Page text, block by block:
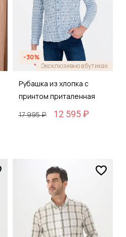
-30%
Эксклюзивно в бутиках
Рубашка из хлопка с
принтом приталенная
17 995 ₽
12 595 ₽